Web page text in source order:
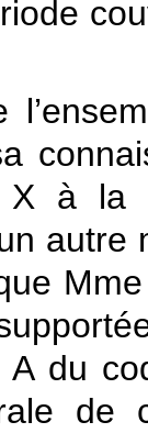
X à la
A du
de